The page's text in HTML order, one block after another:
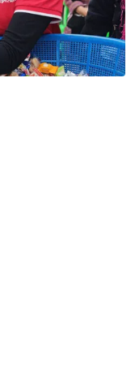
Đấu giá tài sản
Thanh toán –Thẻ
Nhà quản trị